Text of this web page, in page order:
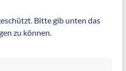
Bitte gib unten das
zu können.